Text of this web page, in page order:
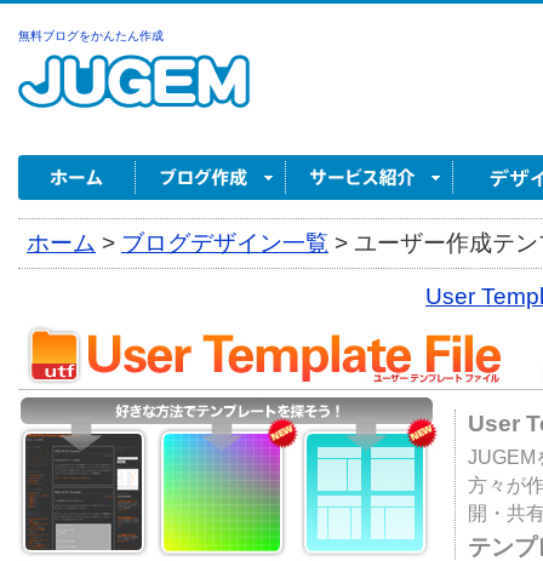
無料ブログをかんたん作成
ホーム > ブログデザイン一覧 > ユーザー作成テ
User
User
JUGEM
方々が
開・共
テン